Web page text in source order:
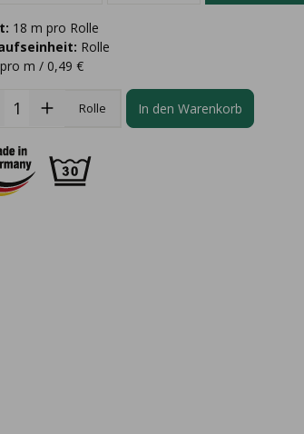
18 m pro Rolle
Rolle
m / 0,49 €
Rolle In den Warenkorb